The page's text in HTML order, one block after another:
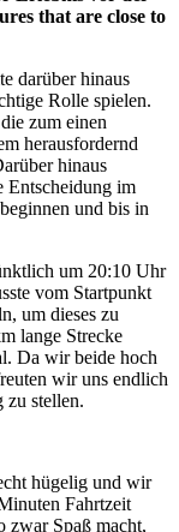
that are close to
darüber hinaus
Rolle spielen.
zum einen
herausfordernd
hinaus
Entscheidung im
und bis in
um 20:10 Uhr
vom Startpunkt
um dieses zu
lange Strecke
Da wir beide hoch
wir uns endlich
zu stellen.
hügelig und wir
Fahrtzeit
zwar Spaß macht,